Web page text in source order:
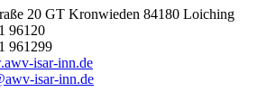
20 GT Kronwieden 84180 Loiching
96120
961299
isar-inn.de
isar-inn.de